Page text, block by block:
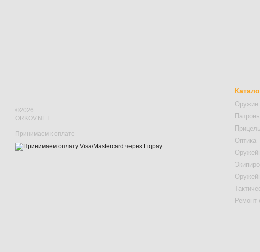
©2026
ORKOV.NET
Принимаем к оплате
Оружие
Патроны
Оптика
Ремонт